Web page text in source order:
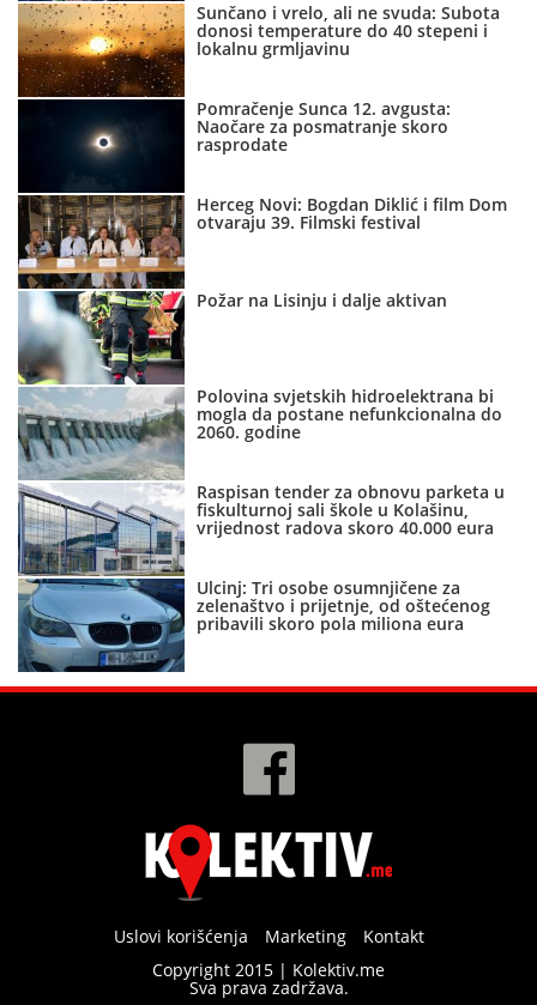
Sunčano i vrelo, ali ne svuda: Subota
donosi temperature do 40 stepeni i
lokalnu grmljavinu
Pomračenje Sunca 12. avgusta:
Naočare za posmatranje skoro
rasprodate
Herceg Novi: Bogdan Diklić i film Dom
otvaraju 39. Filmski festival
Požar na Lisinju i dalje aktivan
Polovina svjetskih hidroelektrana bi
mogla da postane nefunkcionalna do
2060. godine
Raspisan tender za obnovu parketa u
fiskulturnoj sali škole u Kolašinu,
vrijednost radova skoro 40.000 eura
Ulcinj: Tri osobe osumnjičene za
zelenaštvo i prijetnje, od oštećenog
pribavili skoro pola miliona eura
Uslovi korišćenja Marketing
Kontakt
Copyright 2015 | Kolektiv.me
Sva prava zadržava.